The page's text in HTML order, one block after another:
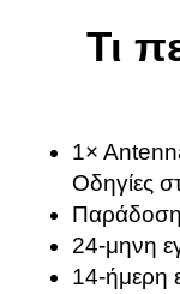
Τι
1×
Οδηγίες
24-μηνη
14-ήμερη